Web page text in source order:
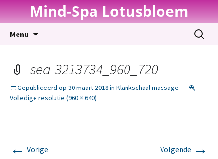
Mind-Spa Lotusbloem
Menu
Zoeken
naar:
sea-3213734_960_720
Gepubliceerd op 30 maart 2018 in Klankschaal massage
Volledige resolutie (960 × 640)
← Vorige Volgende →